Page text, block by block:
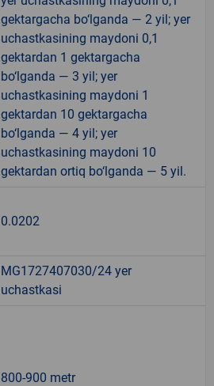
gektargacha bo‘lganda — 2 yil; yer
uchastkasining maydoni 0,1
gektardan 1 gektargacha
bo‘lganda — 3 yil; yer
uchastkasining maydoni 1
gektardan 10 gektargacha
bo‘lganda — 4 yil; yer
uchastkasining maydoni 10
gektardan ortiq bo‘lganda — 5 yil.
0.0202
MG1727407030/24 yer
uchastkasi
800-900 metr